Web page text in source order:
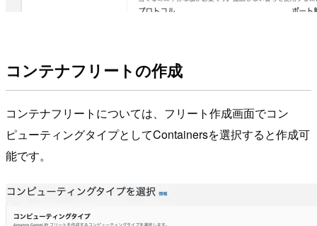
コンテナフリートの作成
コンテナフリートについては、フリート作成画面でコン
ピューティングタイプとしてContainersを選択すると作成可
能です。